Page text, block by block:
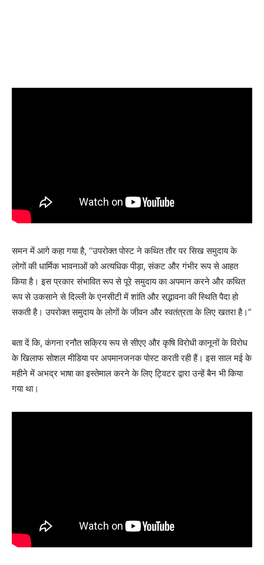
समन में आगे कहा गया है, “उपरोक्त पोस्ट ने कथित तौर पर सिख समुदाय के
लोगों की धार्मिक भावनाओं को अत्यधिक पीड़ा, संकट और गंभीर रूप से आहत
किया है। इस प्रकार संभावित रूप से पूरे समुदाय का अपमान करने और कथित
रूप से उकसाने से दिल्ली के एनसीटी में शांति और सद्भावना की स्थिति पैदा हो
सकती है। उपरोक्त समुदाय के लोगों के जीवन और स्वतंत्रता के लिए खतरा है।”
बता दें कि, कंगना रनौत सक्रिय रूप से सीएए और कृषि विरोधी कानूनों के विरोध
के खिलाफ सोशल मीडिया पर अपमानजनक पोस्ट करती रही हैं। इस साल मई के
महीने में अभद्र भाषा का इस्तेमाल करने के लिए ट्विटर द्वारा उन्हें बैन भी किया
गया था।